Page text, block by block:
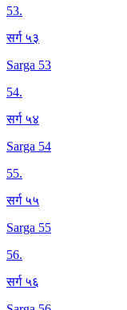
53.
सर्ग ५३
Sarga 53
54.
सर्ग ५४
Sarga 54
55.
सर्ग ५५
Sarga 55
56.
सर्ग ५६